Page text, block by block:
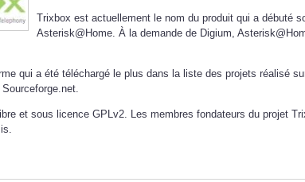
Trixbox est actuellement le nom du produit qui a débuté
Asterisk@Home. À la demande de Digium,
qui a été téléchargé le plus dans la liste des projets réalisé
et sous licence GPLv2. Les membres fondateurs du projet